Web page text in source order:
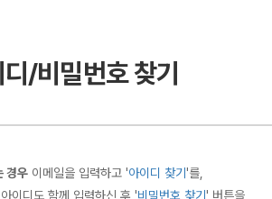
/비밀번호 찾기
경우 이메일을 입력하고 '아이디 찾기 '를,
아이디도 함께 입력하신 후 '비밀번호 찾기 ' 버튼을